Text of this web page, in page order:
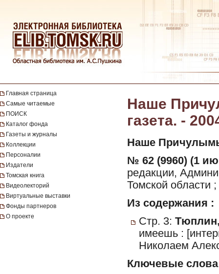
Главная страница
Самые читаемые
ПОИСК
Каталог фонда
Газеты и журналы
Коллекции
Персоналии
Издатели
Томская книга
Видеолекторий
Виртуальные выставки
Фонды партнеров
О проекте
Наше
газета. -
Наше
№ 62 (9960) (1
редакции,
Томской области
Из содержания :
Стр. 3:
имеешь :
Николаем
Ключевые слова